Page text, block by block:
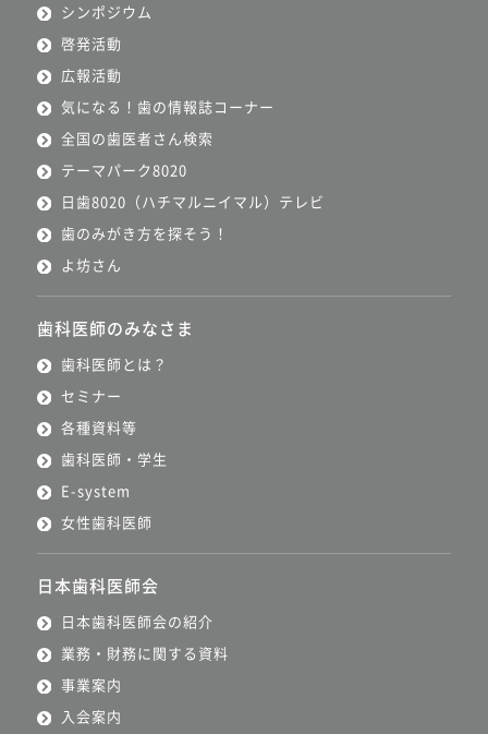
シンポジウム
啓発活動
広報活動
気になる！歯の情報誌コーナー
全国の歯医者さん検索
テーマパーク8020
日歯8020（ハチマルニイマル）テレビ
歯のみがき方を探そう！
よ坊さん
歯科医師のみなさま
歯科医師とは？
セミナー
各種資料等
歯科医師・学生
E-system
女性歯科医師
日本歯科医師会
日本歯科医師会の紹介
業務・財務に関する資料
事業案内
入会案内